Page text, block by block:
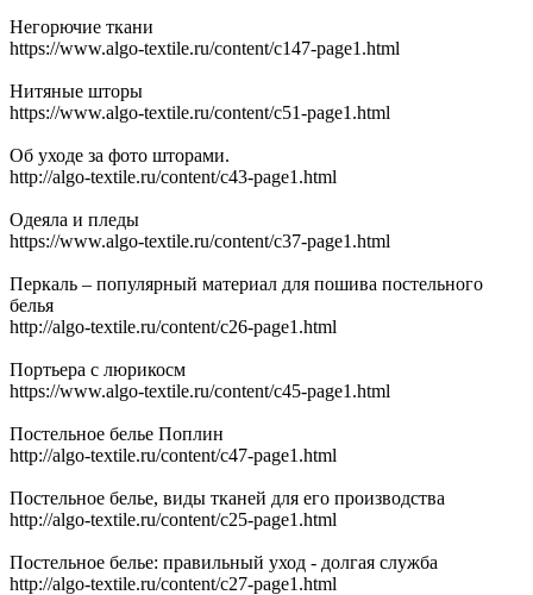
Негорючие ткани
https://www.algo-textile.ru/content/c147-page1.html
Нитяные шторы
https://www.algo-textile.ru/content/c51-page1.html
Об уходе за фото шторами.
http://algo-textile.ru/content/c43-page1.html
Одеяла и пледы
https://www.algo-textile.ru/content/c37-page1.html
Перкаль – популярный материал для пошива постельного
белья
http://algo-textile.ru/content/c26-page1.html
Портьера с люрикосм
https://www.algo-textile.ru/content/c45-page1.html
Постельное белье Поплин
http://algo-textile.ru/content/c47-page1.html
Постельное белье, виды тканей для его производства
http://algo-textile.ru/content/c25-page1.html
Постельное белье: правильный уход - долгая служба
http://algo-textile.ru/content/c27-page1.html